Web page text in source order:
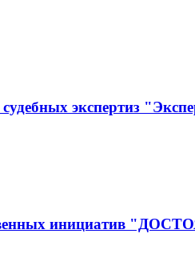
экспертиз
инициатив